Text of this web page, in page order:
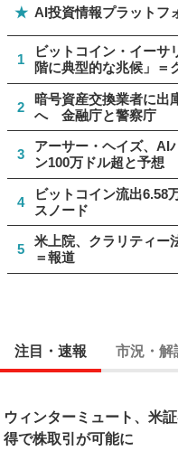
★ AI投資情報プラットフ
1
ビットコイン・イーサ
階に典型的な兆候」＝
2
暗号資産交換業者に出
へ 金融庁と警察庁
3
アーサー・ヘイズ、AI
ン100万ドル超と予想
4
ビットコイン流出6.58
スノード
5
米上院、クラリティー
＝報道
注目・速報 市況・解
ウィンターミュート、米
得で株取引が可能に